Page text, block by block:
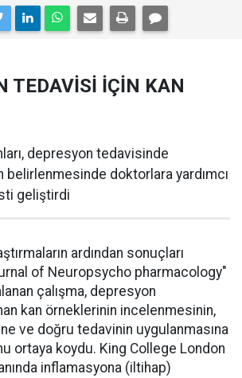
TEDAVİSİ İÇİN KAN
depresyon tedavisinde
belirlenmesinde doktorlara yardımcı
geliştirdi
ardından sonuçları
of Neuropsycho pharmacology"
çalışma, depresyon
kan örneklerinin incelenmesinin,
ve doğru tedavinin uygulanmasına
ortaya koydu. King College London
inflamasyona (iltihap)